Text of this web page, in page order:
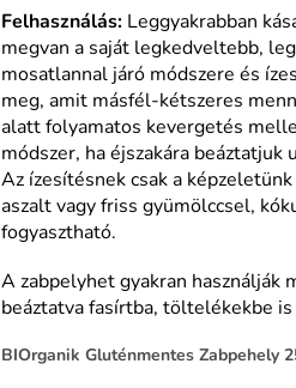
Felhasználás: Leggyakrabban
megvan a saját legkedveltebb,
mosatlannal járó módszere és
meg, amit másfél-kétszeres
alatt folyamatos kevergetés
módszer, ha éjszakára
Az ízesítésnek csak a
aszalt vagy friss gyümölccsel,
fogyasztható.
A zabpelyhet gyakran használják
beáztatva fasírtba, töltelékekbe
BIOrganik Gluténmentes Zabpehely